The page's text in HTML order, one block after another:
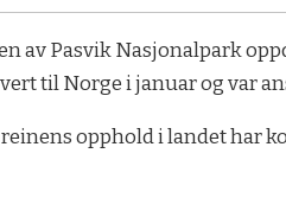
av Pasvik Nasjonalpark
til Norge i januar og var
opphold i landet har